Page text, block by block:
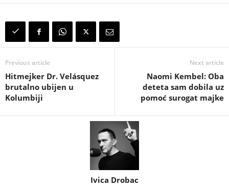
Previous article
Hitmejker Dr. Velásquez
brutalno ubijen u
Kolumbiji
Next article
Naomi Kembel: Oba
deteta sam dobila uz
pomoć surogat majke
Ivica Drobac